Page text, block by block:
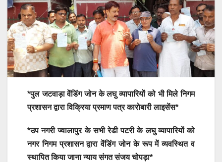
*पुल जटवाड़ा वेंडिंग जोन के लघु व्यापारियों को भी मिले निगम
प्रशासन द्वारा विक्रिया प्रमाण पत्र कारोबारी लाइसेंस*
*उप नगरी ज्वालापुर के सभी रेडी पटरी के लघु व्यापारियों को
नगर निगम प्रशासन द्वारा वेंडिंग जोन के रूप में व्यवस्थित व
स्थापित किया जाना न्याय संगत संजय चोपड़ा*